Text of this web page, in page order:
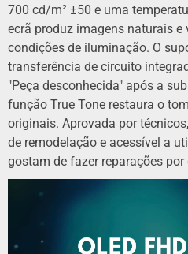
700 cd/m² ±50 e uma
ecrã produz imagens naturais e
condições de iluminação. O
transferência de circuito
"Peça desconhecida" após a
função True Tone restaura o
originais. Aprovada por
de remodelação e acessível a
gostam de fazer reparações